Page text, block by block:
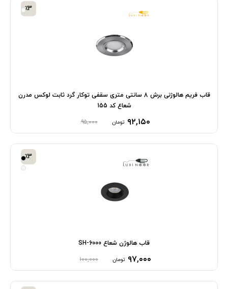
قاب فریم هالوژنی برش 8 سانتی متری سقفی توکار گرد ثابت لوکس مدرن
شعاع کد 155
۹۲,۱۵۰ تومان ۹۵,۰۰۰
٪3
قاب هالوژن شعاع SH-6000
۹۷,۰۰۰ تومان ۱۰۰,۰۰۰
٪3